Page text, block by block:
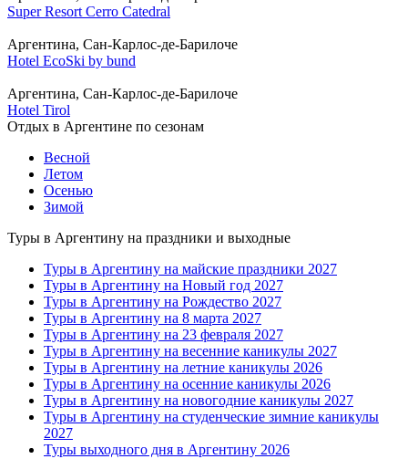
Super Resort Cerro Catedral
Аргентина, Сан-Карлос-де-Барилоче
Hotel EcoSki by bund
Аргентина, Сан-Карлос-де-Барилоче
Hotel Tirol
Отдых в Аргентине по сезонам
Весной
Летом
Осенью
Зимой
Туры в Аргентину на праздники и выходные
Туры в Аргентину на майские праздники 2027
Туры в Аргентину на Новый год 2027
Туры в Аргентину на Рождество 2027
Туры в Аргентину на 8 марта 2027
Туры в Аргентину на 23 февраля 2027
Туры в Аргентину на весенние каникулы 2027
Туры в Аргентину на летние каникулы 2026
Туры в Аргентину на осенние каникулы 2026
Туры в Аргентину на новогодние каникулы 2027
Туры в Аргентину на студенческие зимние каникулы
2027
Туры выходного дня в Аргентину 2026